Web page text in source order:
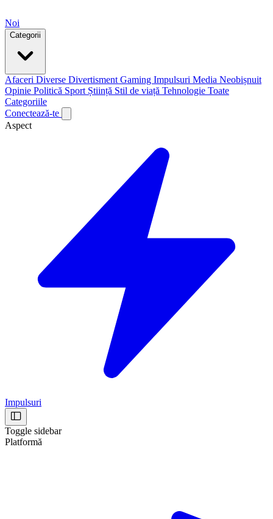
Noi
Categorii
Afaceri Diverse Divertisment Gaming Impulsuri Media Neobișnuit
Opinie Politică Sport Știință Stil de viață Tehnologie Toate
Categoriile
Conectează-te
Aspect
Impulsuri
Toggle sidebar
Platformă